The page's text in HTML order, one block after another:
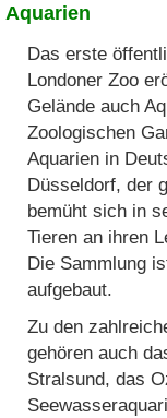
Aquarien
Das erste
Londoner Zoo
Gelände auch
Zoologischen
Aquarien in
Düsseldorf, der
bemüht sich in
Tieren an ihren
Die Sammlung
aufgebaut.
Zu den
gehören auch
Stralsund, das